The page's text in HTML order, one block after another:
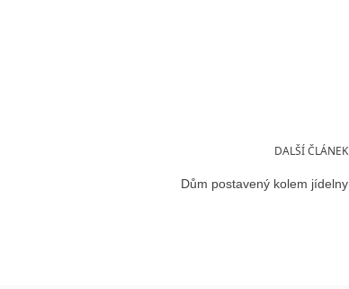
DALŠÍ ČLÁNEK
Dům postavený kolem jídelny